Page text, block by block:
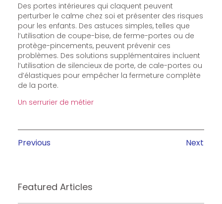
Des portes intérieures qui claquent peuvent
perturber le calme chez soi et présenter des risques
pour les enfants. Des astuces simples, telles que
l’utilisation de coupe-bise, de ferme-portes ou de
protège-pincements, peuvent prévenir ces
problèmes. Des solutions supplémentaires incluent
l’utilisation de silencieux de porte, de cale-portes ou
d’élastiques pour empêcher la fermeture complète
de la porte.
Un serrurier de métier
Previous Next
Featured Articles